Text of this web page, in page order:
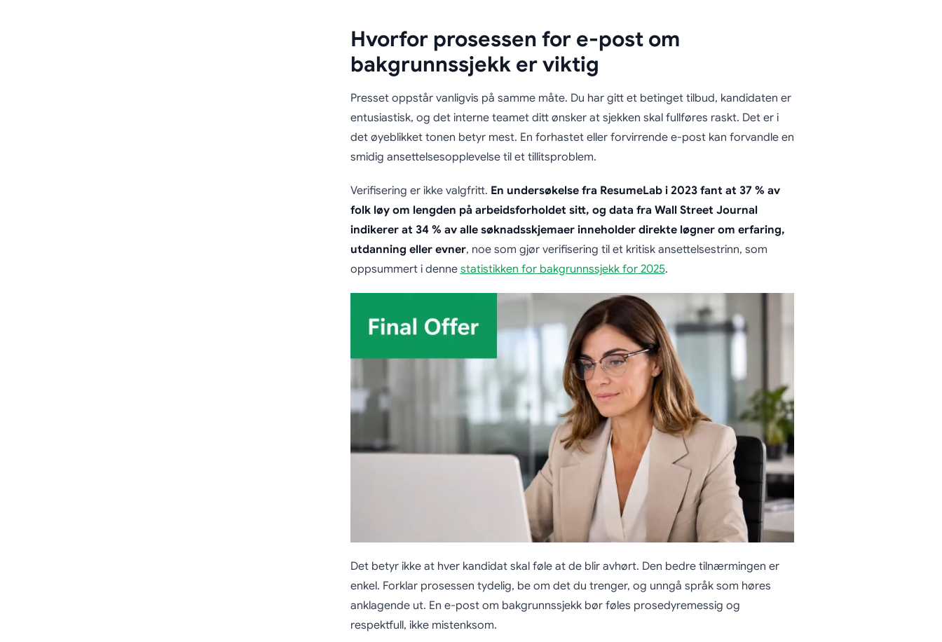
Hvorfor prosessen for e-post om
bakgrunnssjekk er viktig
Presset oppstår vanligvis på samme måte. Du har gitt et betinget tilbud, kandidaten er
entusiastisk, og det interne teamet ditt ønsker at sjekken skal fullføres raskt. Det er i
det øyeblikket tonen betyr mest. En forhastet eller forvirrende e-post kan forvandle en
smidig ansettelsesopplevelse til et tillitsproblem.
Verifisering er ikke valgfritt. En undersøkelse fra ResumeLab i 2023 fant at 37 % av
folk løy om lengden på arbeidsforholdet sitt, og data fra Wall Street Journal
indikerer at 34 % av alle søknadsskjemaer inneholder direkte løgner om erfaring,
utdanning eller evner, noe som gjør verifisering til et kritisk ansettelsestrinn, som
oppsummert i denne statistikken for bakgrunnssjekk for 2025.
Det betyr ikke at hver kandidat skal føle at de blir avhørt. Den bedre tilnærmingen er
enkel. Forklar prosessen tydelig, be om det du trenger, og unngå språk som høres
anklagende ut. En e-post om bakgrunnssjekk bør føles prosedyremessig og
respektfull, ikke mistenksom.